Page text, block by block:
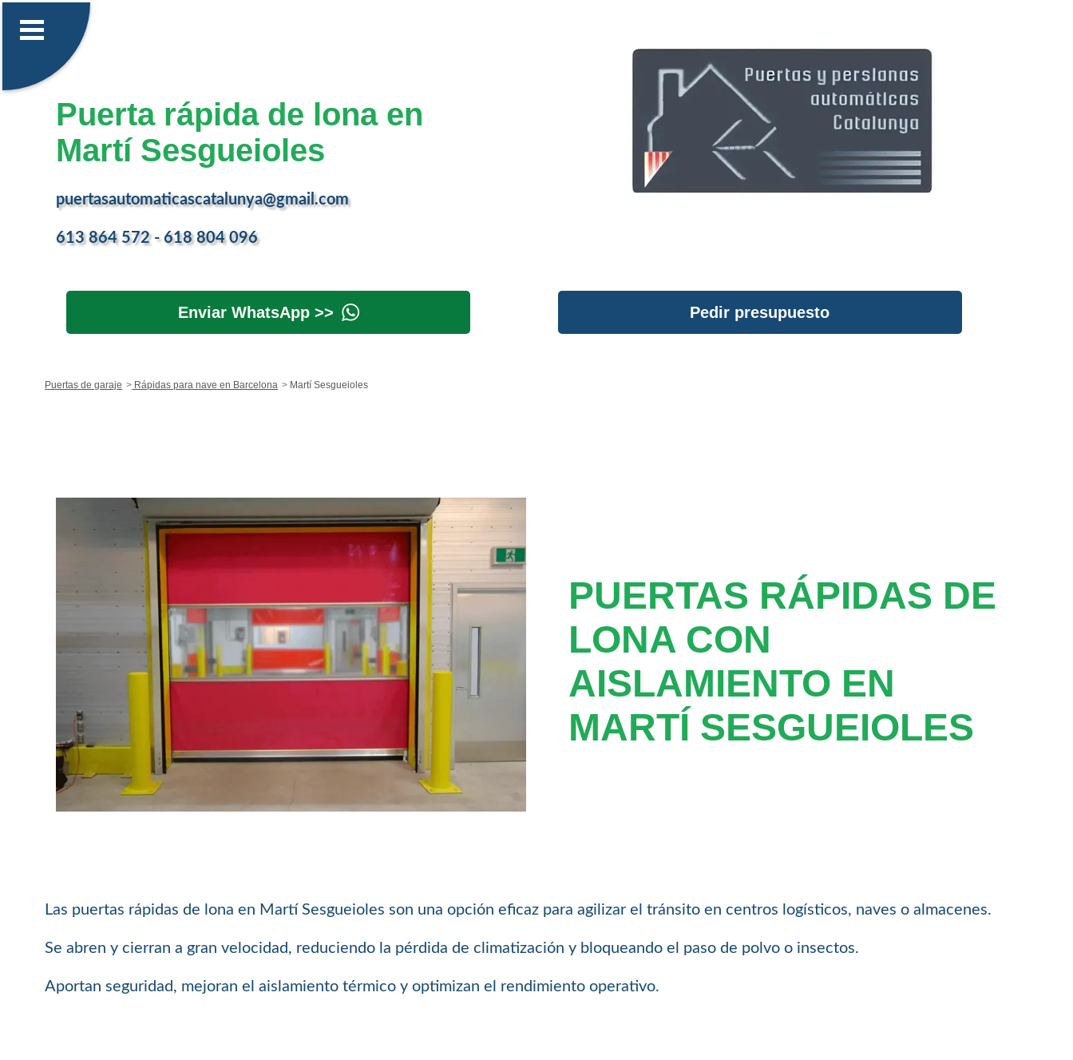
Puerta rápida de lona en
Martí Sesgueioles
puertasautomaticascatalunya@gmail.com
613 864 572 - 618 804 096
Enviar WhatsApp >> Pedir presupuesto
Puertas de garaje Rápidas para nave en Barcelona Martí Sesgueioles
PUERTAS RÁPIDAS DE
LONA CON
AISLAMIENTO EN
MARTÍ SESGUEIOLES
Las puertas rápidas de lona en Martí Sesgueioles son una opción eficaz para agilizar el tránsito en centros logísticos, naves o almacenes.
Se abren y cierran a gran velocidad, reduciendo la pérdida de climatización y bloqueando el paso de polvo o insectos.
Aportan seguridad, mejoran el aislamiento térmico y optimizan el rendimiento operativo.